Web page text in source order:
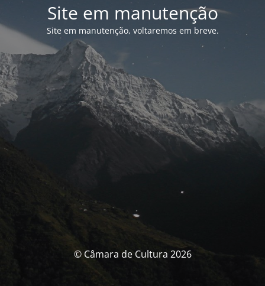
Site em manutenção
Site em manutenção, voltaremos em breve.
© Câmara de Cultura 2026